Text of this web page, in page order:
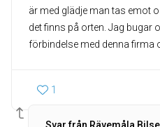
är med glädje man tas emot
det finns på orten. Jag bugar
förbindelse med denna firma
1